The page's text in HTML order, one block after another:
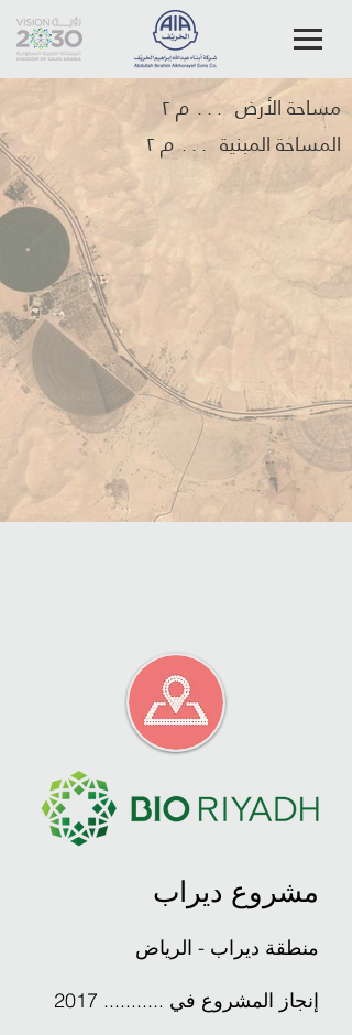
مساحة الأرض ٠٠٠ م ٢
المساحة المبنية ٠٠٠ م ٢
مشروع ديراب
منطقة ديراب - الرياض
إنجاز المشروع في ........... 2017